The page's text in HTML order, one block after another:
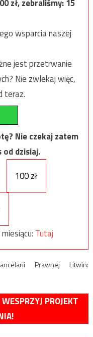
zł, zebraliśmy:15
wsparcia naszej
jest przetrwanie
Nie zwlekaj więc,
teraz.
Nie czekaj zatem
dzisiaj.
100 zł
Tutaj
Prawnej Litwin:
PROJEKT